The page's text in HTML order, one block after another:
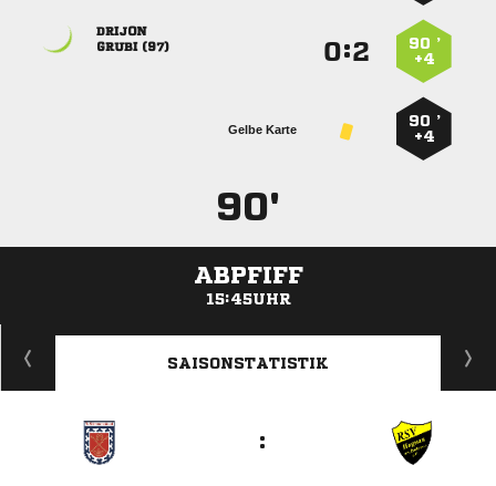
90 ’
+4
:

 
90 ’
+4
Gelbe Karte
90'
ABPFIFF
15:45UHR
ANZEIGE
SAISONSTATISTIK
: